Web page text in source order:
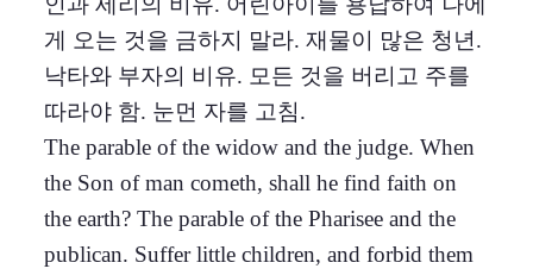
게 오는 것을 금하지 말라. 재물이 많은 청년.
낙타와 부자의 비유. 모든 것을 버리고 주를
따라야 함. 눈먼 자를 고침.
The parable of the widow and the judge. When
the Son of man cometh, shall he find faith on
the earth? The parable of the Pharisee and the
publican. Suffer little children, and forbid them